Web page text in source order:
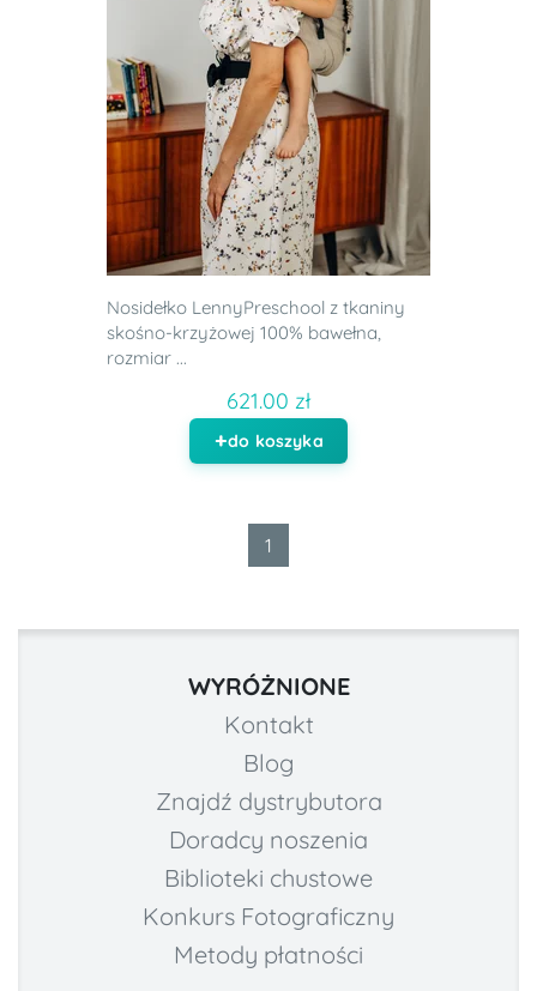
Nosidełko LennyPreschool z tkaniny
skośno-krzyżowej 100% bawełna,
rozmiar ...
621.00 zł
do koszyka
1
WYRÓŻNIONE
Kontakt
Blog
Znajdź dystrybutora
Doradcy noszenia
Biblioteki chustowe
Konkurs Fotograficzny
Metody płatności